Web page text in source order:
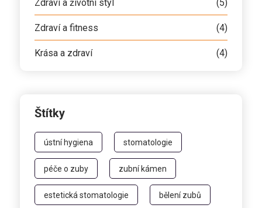
Zdraví a životní styl (5)
Zdraví a fitness (4)
Krása a zdraví (4)
Štítky
ústní hygiena stomatologie
péče o zuby zubní kámen
estetická stomatologie bělení zubů